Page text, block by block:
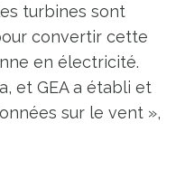
turbines sont
convertir cette
en électricité.
et GEA a établi et
sur le vent »,